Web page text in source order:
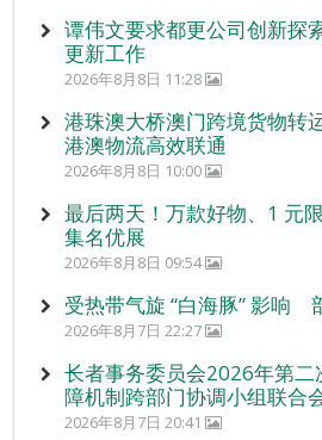
谭伟文要求都更公司创新探
更新工作
2026年8月8日 11:28
港珠澳大桥澳门跨境货物转
港澳物流高效联通
2026年8月8日 10:00
最后两天！万款好物、1 元
集名优展
2026年8月8日 09:54
受热带气旋 “白海豚” 影响
2026年8月7日 22:27
长者事务委员会2026年第二
障机制跨部门协调小组联合
2026年8月7日 20:41